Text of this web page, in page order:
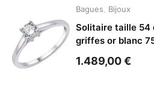
Bagues Bijoux
Solitaire taille 54
griffes or blanc
1.489,00€